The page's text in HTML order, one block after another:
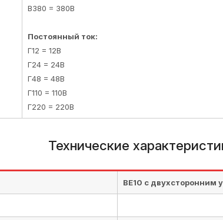
В380 = 380В
Постоянный ток:
Г12 = 12В
Г24 = 24В
Г48 = 48В
Г110 = 110В
Г220 = 220В
Технические
ВЕ10 с двухсторонним